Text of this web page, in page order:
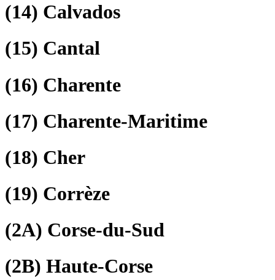
(14) Calvados
(15) Cantal
(16) Charente
(17) Charente-Maritime
(18) Cher
(19) Corrèze
(2A) Corse-du-Sud
(2B) Haute-Corse